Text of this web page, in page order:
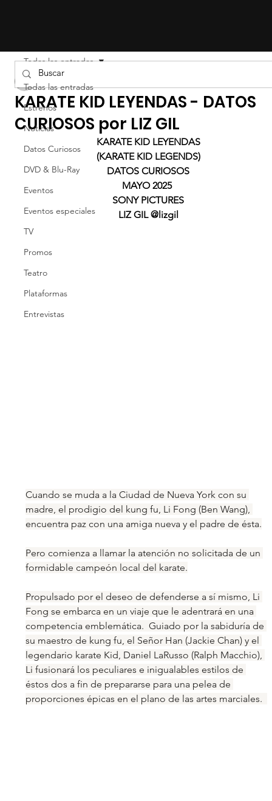
Todas las entradas
Estrenos
Noticias
Datos Curiosos
DVD & Blu-Ray
Eventos
Eventos especiales
TV
Promos
Teatro
Plataformas
Entrevistas
Todas las entradas
KARATE KID LEYENDAS - DATOS
CURIOSOS por LIZ GIL
KARATE KID LEYENDAS
(KARATE KID LEGENDS)
DATOS CURIOSOS
MAYO 2025
SONY PICTURES
LIZ GIL @lizgil
Cuando se muda a la Ciudad de Nueva York con su
madre, el prodigio del kung fu, Li Fong (Ben Wang),
encuentra paz con una amiga nueva y el padre de ésta.
Pero comienza a llamar la atención no solicitada de un
formidable campeón local del karate.
Propulsado por el deseo de defenderse a sí mismo, Li
Fong se embarca en un viaje que le adentrará en una
competencia emblemática.  Guiado por la sabiduría de
su maestro de kung fu, el Señor Han (Jackie Chan) y el
legendario karate Kid, Daniel LaRusso (Ralph Macchio),
Li fusionará los peculiares e inigualables estilos de
éstos dos a fin de prepararse para una pelea de
proporciones épicas en el plano de las artes marciales.